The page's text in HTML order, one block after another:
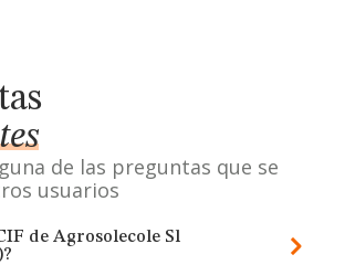
de las preguntas que se
usuarios
de Agrosolecole Sl